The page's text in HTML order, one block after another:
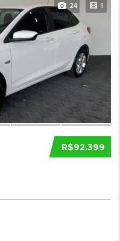
24 1
R$92.399